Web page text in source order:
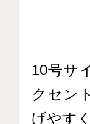
10号サ
クセン
げやす